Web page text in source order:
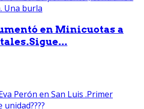
en Minicuotas a